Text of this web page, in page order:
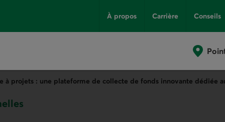
À propos Carrière Conseils
à projets : une plateforme de collecte de fonds innovante dédiée